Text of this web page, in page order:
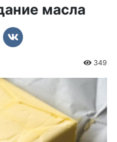
масла
349